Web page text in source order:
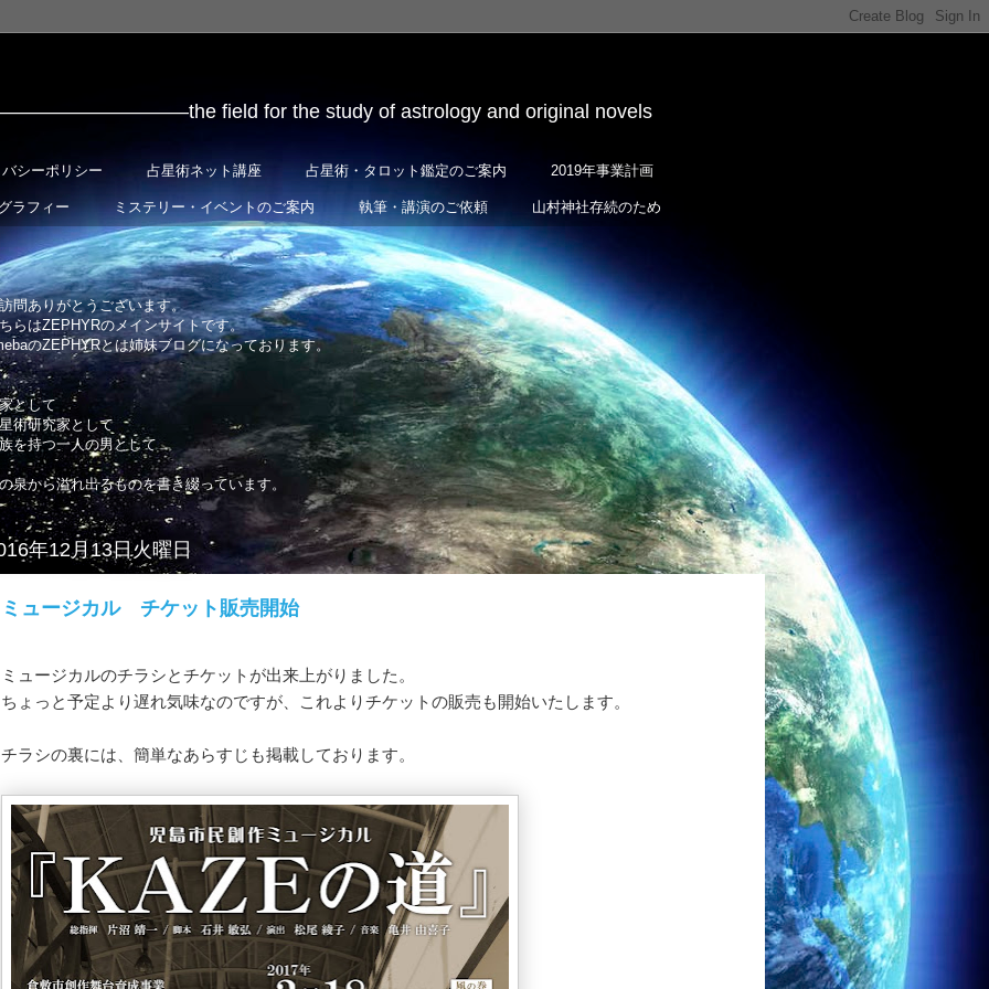
field for the study of astrology and original novels
シーポリシー 占星術ネット講座 占星術・タロット鑑定のご案内 2019年事業計画
ラフィー ミステリー・イベントのご案内 執筆・講演のご依頼 山村神社存続のため
問ありがとうございます。
らはZEPHYRのメインサイトです。
のZEPHYRとは姉妹ブログになっております。
として
術研究家として
を持つ一人の男として
泉から溢れ出るものを書き綴っています。
年12月13日火曜日
ミュージカル チケット販売開始
ミュージカルのチラシとチケットが出来上がりました。
ちょっと予定より遅れ気味なのですが、これよりチケットの販売も開始いたします。
チラシの裏には、簡単なあらすじも掲載しております。